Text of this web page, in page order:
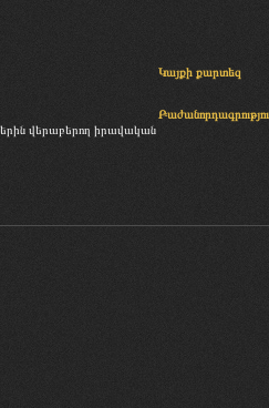
վերաբերող իրավական
Կայքի քարտեզ